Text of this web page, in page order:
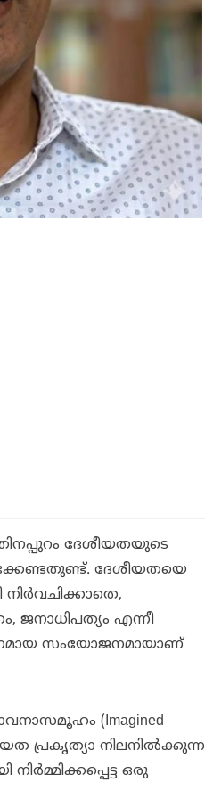
ദേശീയതയുടെ
ദേശീയതയെ
ജനാധിപത്യം എന്നീ
സംയോജനമായാണ്
(Imagined
പ്രകൃത്യാ നിലനില്‍ക്കുന്ന
ഒരു